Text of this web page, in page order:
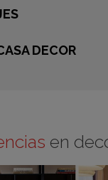
DECOR
en